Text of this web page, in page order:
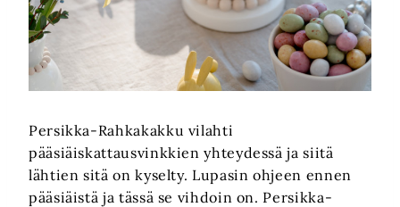
Persikka-Rahkakakku vilahti
pääsiäiskattausvinkkien yhteydessä ja siitä
lähtien sitä on kyselty. Lupasin ohjeen ennen
pääsiäistä ja tässä se vihdoin on. Persikka-